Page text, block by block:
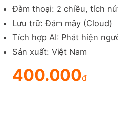
Đàm thoại: 2 chiều, tích
Lưu trữ: Đám mây (Cloud)
Tích hợp AI: Phát hiện
Sản xuất: Việt Nam
400.000đ